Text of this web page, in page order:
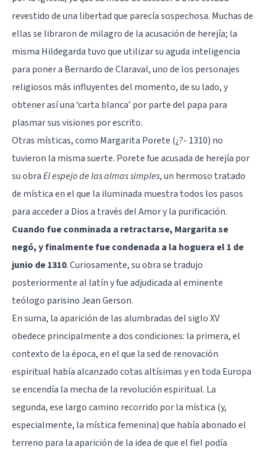
revestido de una libertad que parecía sospechosa. Muchas de
ellas se libraron de milagro de la acusación de herejía; la
misma Hildegarda tuvo que utilizar su aguda inteligencia
para poner a Bernardo de Claraval, uno de los personajes
religiosos más influyentes del momento, de su lado, y
obtener así una ‘carta blanca’ por parte del papa para
plasmar sus visiones por escrito.
Otras místicas, como Margarita Porete (¿?- 1310) no
tuvieron la misma suerte. Porete fue acusada de herejía por
su obraEl espejo de las almas simples, un hermoso tratado
de mística en el que la iluminada muestra todos los pasos
para acceder a Dios a través del Amor y la purificación.
Cuando fue conminada a retractarse, Margarita se
negó, y finalmente fue condenada a la hoguera el 1 de
junio de 1310. Curiosamente, su obra se tradujo
posteriormente al latín y fue adjudicada al eminente
teólogo parisino Jean Gerson.
En suma, la aparición de las alumbradas del siglo XV
obedece principalmente a dos condiciones: la primera, el
contexto de la época, en el que la sed de renovación
espiritual había alcanzado cotas altísimas y en toda Europa
se encendía la mecha de la revolución espiritual. La
segunda, ese largo camino recorrido por la mística (y,
especialmente, la mística femenina) que había abonado el
terreno para la aparición de la idea de que el fiel podía